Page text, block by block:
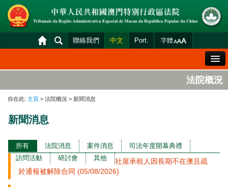
聯絡我們 中文 Port. 字體
法院概況
案件分發及排期
司法變賣
統計資料
財產申報查閱
法院概況
你在此: 主頁 > 法院概況 > 新聞消息
新聞消息
所有 法院消息 案件消息
司法年度開幕典禮
訪問活動
研討會 其他
社屋承租人因長期不在澳且疏
於通報被解除合同 (05/08/2026)